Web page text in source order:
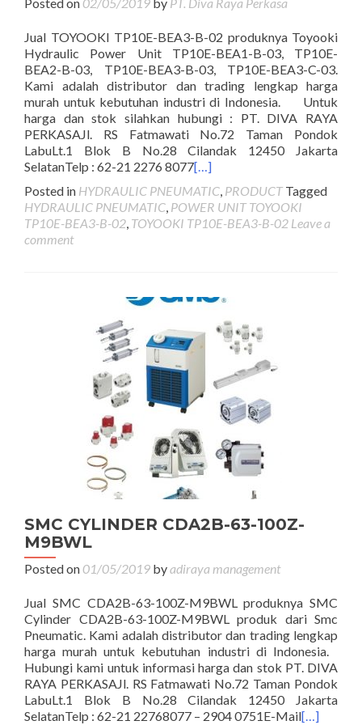
Jual TOYOOKI TP10E-BEA3-B-02 produknya Toyooki
Hydraulic Power Unit TP10E-BEA1-B-03, TP10E-
BEA2-B-03, TP10E-BEA3-B-03, TP10E-BEA3-C-03.
Kami adalah distributor dan trading lengkap harga
murah untuk kebutuhan industri di Indonesia. Untuk
harga dan stok silahkan hubungi : PT. DIVA RAYA
PERKASAJl. RS Fatmawati No.72 Taman Pondok
LabuLt.1 Blok B No.28 Cilandak 12450 Jakarta
SelatanTelp : 62-21 2276 8077[…]
Posted in HYDRAULIC PNEUMATIC, PRODUCT Tagged
HYDRAULIC PNEUMATIC, POWER UNIT TOYOOKI
TP10E-BEA3-B-02, TOYOOKI TP10E-BEA3-B-02 Leave a
comment
SMC CYLINDER CDA2B-63-100Z-
M9BWL
Posted on01/05/2019 byadiraya management
Jual SMC CDA2B-63-100Z-M9BWL produknya SMC
Cylinder CDA2B-63-100Z-M9BWL produk dari Smc
Pneumatic. Kami adalah distributor dan trading lengkap
harga murah untuk kebutuhan industri di Indonesia.
Hubungi kami untuk informasi harga dan stok PT. DIVA
RAYA PERKASAJl. RS Fatmawati No.72 Taman Pondok
LabuLt.1 Blok B No.28 Cilandak 12450 Jakarta
SelatanTelp : 62-21 22768077 – 2904 0751E-Mail[…]